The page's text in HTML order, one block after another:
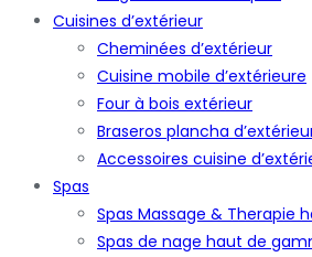
Cuisines d’extérieur
Cheminées d’extérieur
Cuisine mobile d’extérieure
Four à bois extérieur
Braseros plancha
Accessoires cuisine
Spas
Spas Massage & Therapie
Spas de nage haut de